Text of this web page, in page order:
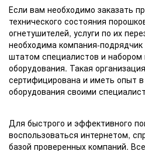
Если вам необходимо заказать
технического состояния
огнетушителей, услуги по их
необходима компания-
штатом специалистов и набором
оборудования. Такая
сертифицирована и иметь опыт
оборудования своими
Для быстрого и эффективного
воспользоваться интернетом,
базой проверенных компаний.